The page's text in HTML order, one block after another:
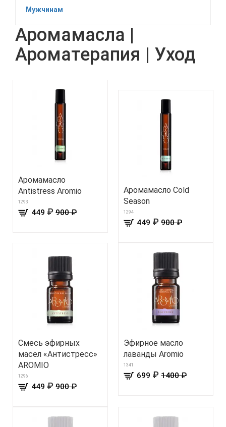
Мужчинам
Аромамасла |
Ароматерапия | Уход
Аромамасло
Antistress Aromio
1293
449 ₽ 900 ₽
Аромамасло Cold
Season
1294
449 ₽ 900 ₽
Смесь эфирных
масел «Антистресс»
AROMIO
1296
449 ₽ 900 ₽
Эфирное масло
лаванды Aromio
1341
699 ₽ 1400 ₽